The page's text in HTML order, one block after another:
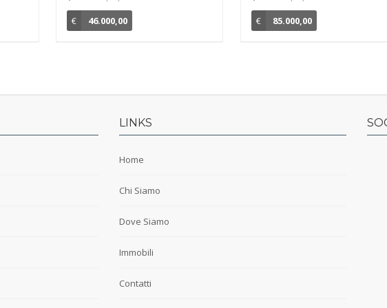
€
46.000,00
€
85.000,00
LINKS
Home
Chi Siamo
Dove Siamo
Immobili
Contatti